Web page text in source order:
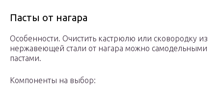
Пасты от нагара
Особенности. Очистить кастрюлю или сковородку из
нержавеющей стали от нагара можно самодельными
пастами.
Компоненты на выбор: